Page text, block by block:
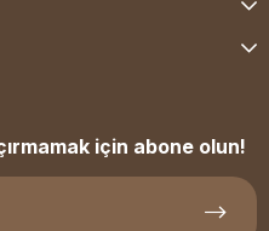
için abone olun!